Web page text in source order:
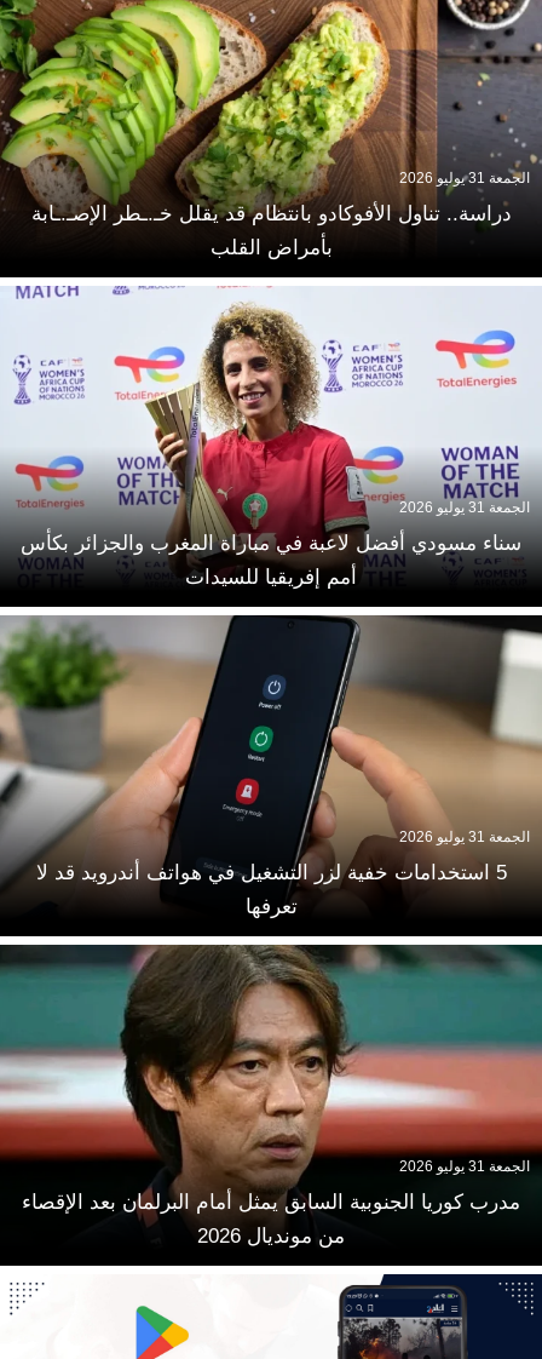
دراسة.. تناول الأفوكادو بانتظام قد يقلل خـ.ـطر الإصـ.ـابة
بأمراض القلب
الجمعة 31 يوليو 2026
سناء مسودي أفضل لاعبة في مباراة المغرب والجزائر بكأس
أمم إفريقيا للسيدات
الجمعة 31 يوليو 2026
5 استخدامات خفية لزر التشغيل في هواتف أندرويد قد لا
تعرفها
الجمعة 31 يوليو 2026
مدرب كوريا الجنوبية السابق يمثل أمام البرلمان بعد الإقصاء
من مونديال 2026
الجمعة 31 يوليو 2026